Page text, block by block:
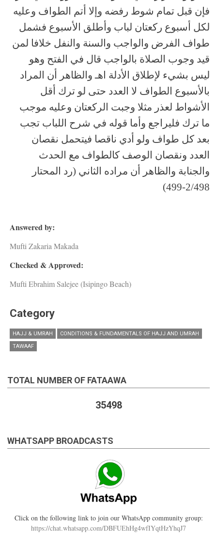
فإن قبل تمام شوط رفضه وإلا أتم الطواف وعليه
لكل أسبوع ركعتان لباب وأطلق الأسبوع فشمل
طواف الفرض والواجب والسنة والنفل خلافا لمن
قيد وجوب الصلاة بالواجب قال في الفتح وهو
ليس بشيء لإطلاق الأدلة اهـ والظاهر أن المراد
بالأسبوع الطواف لا العدد حتى لو ترك أقل
الأشواط لعذر مثلا وجبت الركعتان وعليه موجب
ما ترك فليراجع وأما قوله في شرح اللباب تجب
بعد كل طواف ولو أدي ناقصا فيتحمل نقصان
العدد ونقصان الوصف كالطواف مع الحدث
والجنابة والظاهر أن مراده الثاني (رد المحتار
2/498-499)
Answered by:
Mufti Zakaria Makada
Checked & Approved:
Mufti Ebrahim Salejee (Isipingo Beach)
Category
HAJJ & UMRAH
CONDITIONS & FUNDAMENTALS OF HAJJ AND UMRAH
TAWAAF
TOTAL NUMBER OF FATAAWA
35498
WHATSAPP BROADCASTS
Click on the following link to join our WhatsApp community group:
https://chat.whatsapp.com/DBFUEhHg4wfIYqtHzYhqJ7